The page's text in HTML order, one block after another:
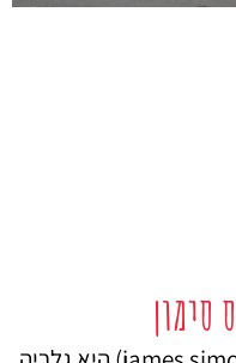
סימון